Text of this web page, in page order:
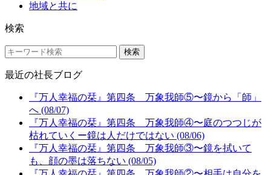
地域と共に
検索
検索
最近の社長ブログ
『万人幸福の栞』第四条 万象我師⑤〜鏡から「師」
へ (08/07)
『万人幸福の栞』第四条 万象我師④〜庭のつつじが
枯れていくー鏡は人だけではない (08/06)
『万人幸福の栞』第四条 万象我師③〜鏡を拭いて
も、顔の墨は落ちない (08/05)